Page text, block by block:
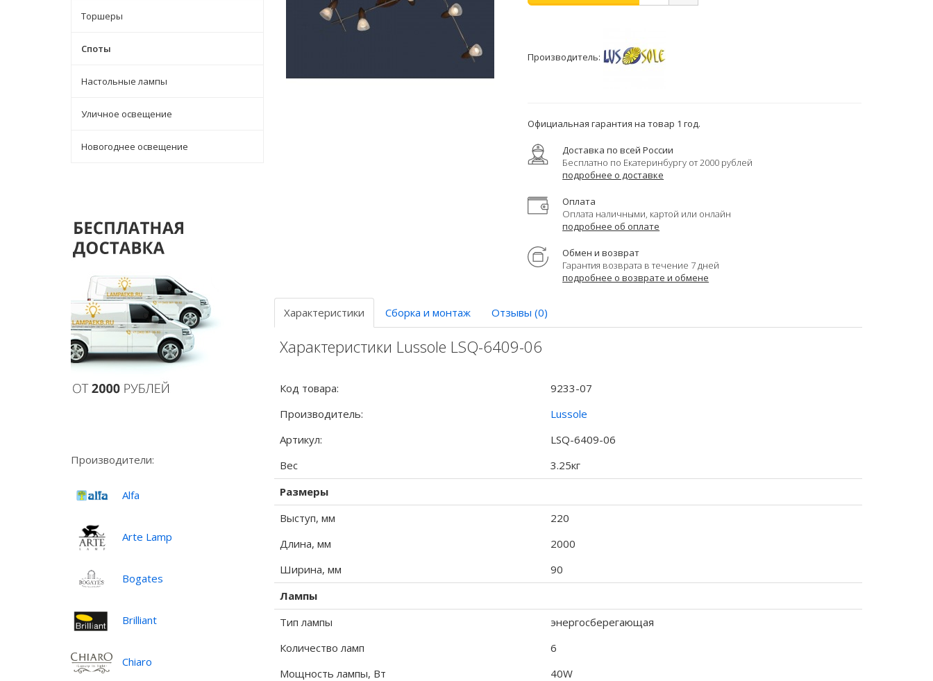
Торшеры
Споты
Настольные лампы
Уличное освещение
Новогоднее освещение
Производители:
Alfa
Arte Lamp
Bogates
Brilliant
Chiaro
Производитель:
Официальная гарантия на товар 1 год.
Доставка по всей России
Бесплатно по Екатеринбургу от 2000 рублей
подробнее о доставке
Оплата
Оплата наличными, картой или онлайн
подробнее об оплате
Обмен и возврат
Гарантия возврата в течение 7 дней
подробнее о возврате и обмене
Характеристики Сборка и монтаж Отзывы (0)
Характеристики Lussole LSQ-6409-06
Код товара:
9233-07
Производитель:
Lussole
Артикул:
LSQ-6409-06
Вес
3.25кг
Размеры
Выступ, мм
220
Длина, мм
2000
Ширина, мм
90
Лампы
Тип лампы
энергосберегающая
Количество ламп
6
Мощность лампы, Вт
40W